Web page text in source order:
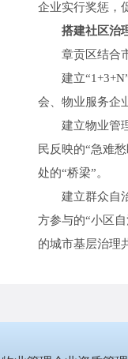
企业实行奖惩，
搭建社区治
章贡区结合市
建立“1+3+N”
会、物业服务企
建立物业管理
民反映的“急难
处的“桥梁”。
建立群众自治
方参与的“小区
的城市基层治理